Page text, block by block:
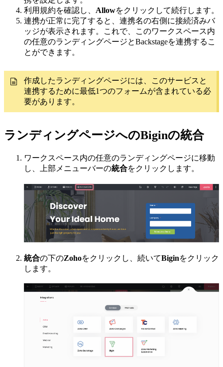
利用規約を確認し、 Allowをクリックして続行します。
連携が正常に完了すると、連携名の右側に接続済みバ
ッジが表示されます。これで、このワークスペース内
の任意のランディングページとBackstageを連携するこ
とができます。
作成したランディングページには、このサービスと
連携するために最低1つのフォームが含まれている必
要があります。
ランディングページへのBiginの統合
ワークスペース内の任意のランディングページに移動
し、上部メニューバーの統合をクリックします。
統合の下のZohoをクリックし、続いてBiginをクリック
します。